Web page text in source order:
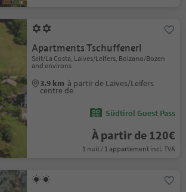
Apartments Tschuffenerl
Seit/La Costa, Laives/Leifers, Bolzano/Bozen
and environs
3.9 km à partir de Laives/Leifers
centre de
Südtirol Guest Pass
À partir de 120€
1 nuit / 1 appartement incl. TVA